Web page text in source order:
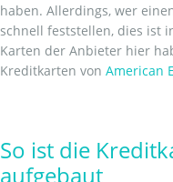
haben. Allerdings, wer
schnell feststellen, dies ist
Karten der Anbieter hier
Kreditkarten von American
So ist die
aufgebaut